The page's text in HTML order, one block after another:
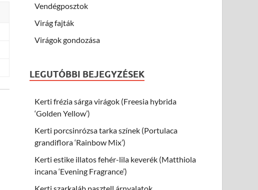
Vendégposztok
Virág fajták
Virágok gondozása
LEGUTÓBBI BEJEGYZÉSEK
Kerti frézia sárga virágok (Freesia hybrida
‘Golden Yellow’)
Kerti porcsinrózsa tarka színek (Portulaca
grandiflora ‘Rainbow Mix’)
Kerti estike illatos fehér-lila keverék (Matthiola
incana ‘Evening Fragrance’)